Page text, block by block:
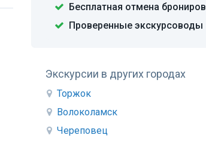
Бесплатная отмена
Проверенные экскурсоводы
Экскурсии в других городах
Торжок
Волоколамск
Череповец